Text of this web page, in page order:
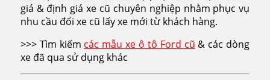
giá & định giá xe cũ chuyên nghiệp nhằm phục vụ
nhu cầu đổi xe cũ lấy xe mới từ khách hàng.
>>> Tìm kiếm các mẫu xe ô tô Ford cũ & các dòng
xe đã qua sử dụng khác